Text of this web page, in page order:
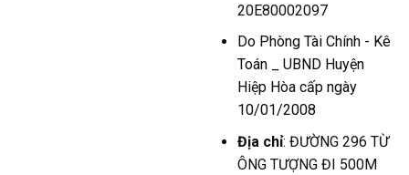
20E80002097
Do Phòng Tài Chính - Kê
Toán _ UBND Huyện
Hiệp Hòa cấp ngày
10/01/2008
Địa chỉ: ĐƯỜNG 296 TỪ
ÔNG TƯỢNG ĐI 500M